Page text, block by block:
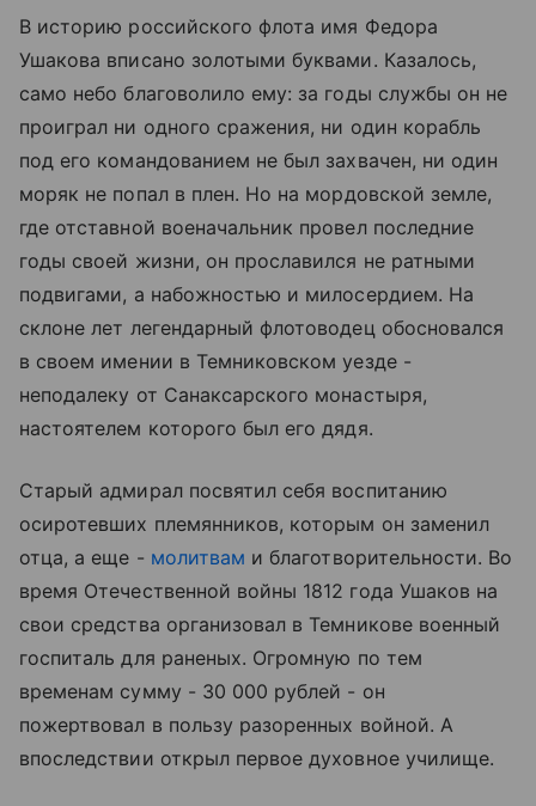
В историю российского флота имя Федора
Ушакова вписано золотыми буквами. Казалось,
само небо благоволило ему: за годы службы он не
проиграл ни одного сражения, ни один корабль
под его командованием не был захвачен, ни один
моряк не попал в плен. Но на мордовской земле,
где отставной военачальник провел последние
годы своей жизни, он прославился не ратными
подвигами, а набожностью и милосердием. На
склоне лет легендарный флотоводец обосновался
в своем имении в Темниковском уезде -
неподалеку от Санаксарского монастыря,
настоятелем которого был его дядя.
Старый адмирал посвятил себя воспитанию
осиротевших племянников, которым он заменил
отца, а еще - молитвам и благотворительности. Во
время Отечественной войны 1812 года Ушаков на
свои средства организовал в Темникове военный
госпиталь для раненых. Огромную по тем
временам сумму - 30 000 рублей - он
пожертвовал в пользу разоренных войной. А
впоследствии открыл первое духовное училище.